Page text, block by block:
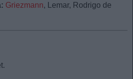
Griezmann, Lemar, Rodrigo de